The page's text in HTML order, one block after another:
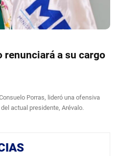
renunciará a su cargo
Porras, lideró una ofensiva
actual presidente, Arévalo.